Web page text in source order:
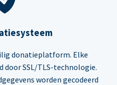
donatieplatform. Elke
SSL/TLS-technologie.
worden gecodeerd